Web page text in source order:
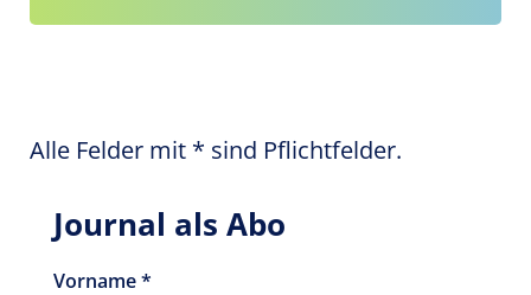
Alle Felder mit * sind Pflichtfelder.
Journal als Abo
Vorname*